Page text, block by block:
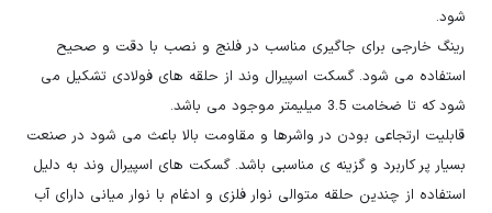
شود.
رینگ خارجی برای جاگیری مناسب در فلنج و نصب با دقت و صحیح
استفاده می شود. گسکت اسپیرال وند از حلقه های فولادی تشکیل می
شود که تا ضخامت 3.5 میلیمتر موجود می باشد.
قابلیت ارتجاعی بودن در واشرها و مقاومت بالا باعث می شود در صنعت
بسیار پر کاربرد و گزینه ی مناسبی باشد. گسکت های اسپیرال وند به دلیل
استفاده از چندین حلقه متوالی نوار فلزی و ادغام با نوار میانی دارای آب